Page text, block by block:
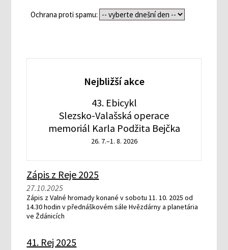
Ochrana proti spamu:
Nejbližší akce
43. Ebicykl
Slezsko-Valašská operace
memoriál Karla Podžita Bejčka
26. 7.–1. 8. 2026
Zápis z Reje 2025
27.10.2025
Zápis z Valné hromady konané v sobotu 11. 10. 2025 od
14.30 hodin v přednáškovém sále Hvězdárny a planetária
ve Ždánicích
41. Rej 2025